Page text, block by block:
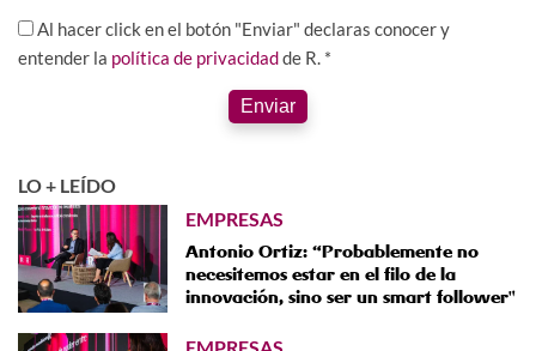
Al hacer click en el botón "Enviar" declaras conocer y
entender la política de privacidadde R. *
Enviar
LO + LEÍDO
EMPRESAS
Antonio Ortiz: “Probablemente no
necesitemos estar en el filo de la
innovación, sino ser un smart follower"
EMPRESAS